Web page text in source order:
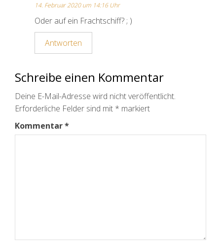
14. Februar 2020 um 14:16 Uhr
Oder auf ein Frachtschiff? ; )
Antworten
Schreibe einen Kommentar
Deine E-Mail-Adresse wird nicht veröffentlicht.
Erforderliche Felder sind mit * markiert
Kommentar*